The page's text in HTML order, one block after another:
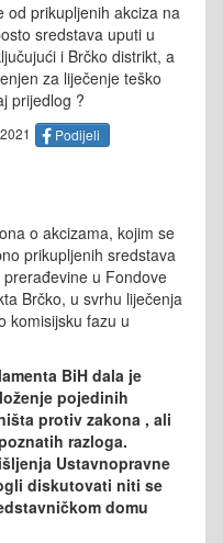
od prikupljenih akciza na
sredstava uputi u
i Brčko distrikt, a
za liječenje teško
prijedlog ?
Podijeli
o akcizama, kojim se
prikupljenih sredstava
u Fondove
Brčko, u svrhu liječenja
komisijsku fazu u
BiH dala je
pojedinih
protiv zakona , ali
razloga.
Ustavnopravne
diskutovati niti se
domu